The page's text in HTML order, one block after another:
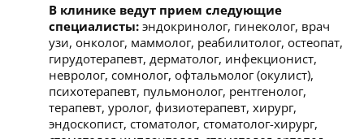
В клинике ведут прием следующие
специалисты: эндокринолог, гинеколог, врач
узи, онколог, маммолог, реабилитолог, остеопат,
гирудотерапевт, дерматолог, инфекционист,
невролог, сомнолог, офтальмолог (окулист),
психотерапевт, пульмонолог, рентгенолог,
терапевт, уролог, физиотерапевт, хирург,
эндоскопист, стоматолог, стоматолог-хирург,